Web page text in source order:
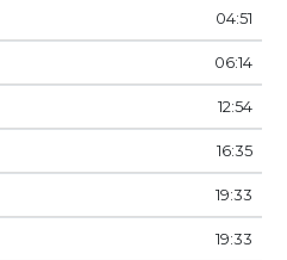
04:51
06:14
12:54
16:35
19:33
19:33